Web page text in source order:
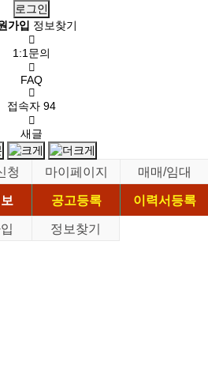
가입 정보찾기
1:1문의
FAQ
접속자 94
새글
청 마이페이지
매매/임대
공고등록
이력서등록
정보찾기